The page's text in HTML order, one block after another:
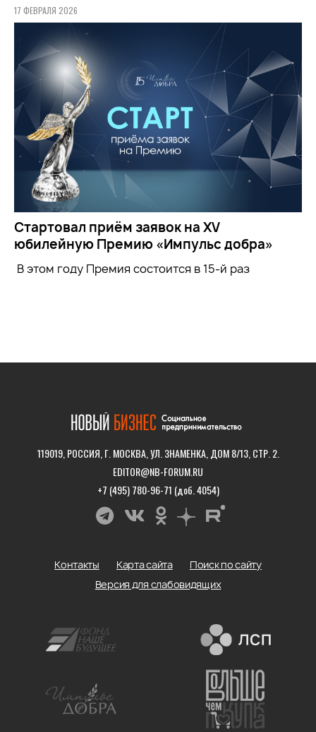
17 ФЕВРАЛЯ 2026
Стартовал приём заявок на XV
юбилейную Премию «Импульс добра»
В этом году Премия состоится в 15-й раз
119019, РОССИЯ, Г. МОСКВА, УЛ. ЗНАМЕНКА, ДОМ 8/13, СТР. 2.
EDITOR@NB-FORUM.RU
+7 (495) 780-96-71 (доб. 4054)
Контакты Карта сайта
Поиск по сайту
Версия для слабовидящих